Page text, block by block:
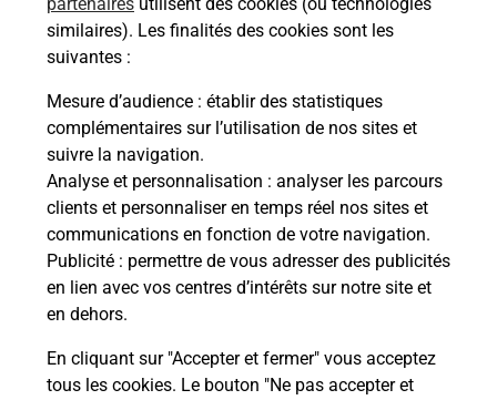
similaires). Les finalités des cookies sont les
suivantes :
Mesure d’audience : établir des statistiques
complémentaires sur l’utilisation de nos sites et
suivre la navigation.
Analyse et personnalisation : analyser les parcours
clients et personnaliser en temps réel nos sites et
communications en fonction de votre navigation.
Publicité : permettre de vous adresser des publicités
en lien avec vos centres d’intérêts sur notre site et
en dehors.
En cliquant sur "Accepter et fermer" vous acceptez
tous les cookies. Le bouton "Ne pas accepter et